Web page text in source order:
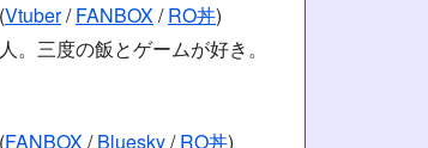
Vtuber/FANBOX/RO丼)
。三度の飯とゲームが好き。
FANBOX/Bluesky/RO丼)